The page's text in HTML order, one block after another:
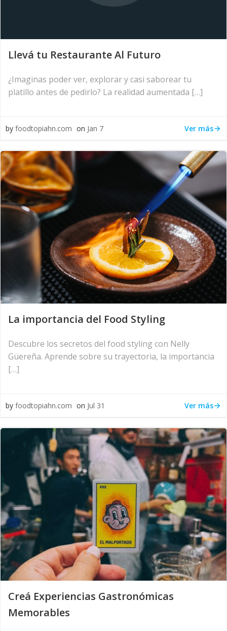
Llevá tu Restaurante Al Futuro
¿Imaginas poder ver, explorar y casi saborear tu
platillo antes de pedirlo? La realidad aumentada […]
by foodtopiahn.com on Jan 7 Ver más
La importancia del Food Styling
Descubre los secretos del food styling con Nelly
Güereña. Aprende sobre su trayectoria, la importancia
[…]
by foodtopiahn.com on Jul 31 Ver más
Creá Experiencias Gastronómicas
Memorables